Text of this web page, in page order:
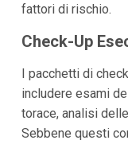
fattori di rischio.
Check-Up
I pacchetti di
includere esami
torace, analisi
Sebbene questi